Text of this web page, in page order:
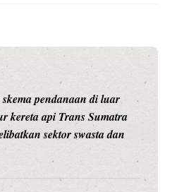
pendanaan di luar
kereta api Trans Sumatra
sektor swasta dan